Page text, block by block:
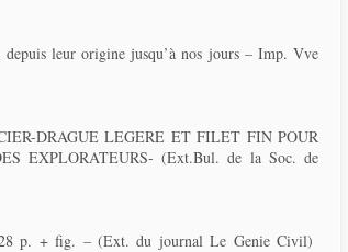
leur origine jusqu’à nos jours – Imp. Vve
DRAGUE LEGERE ET FILET FIN POUR
EXPLORATEURS- (Ext.Bul. de la Soc. de
p. + fig. – (Ext. du journal Le Genie Civil)